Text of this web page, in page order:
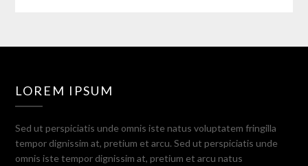
LOREM IPSUM
Sed ut perspiciatis unde omnis iste natus voluptatem fringilla
tempor dignissim at, pretium et arcu. Sed ut perspiciatis unde
omnis iste tempor dignissim at, pretium et arcu natus